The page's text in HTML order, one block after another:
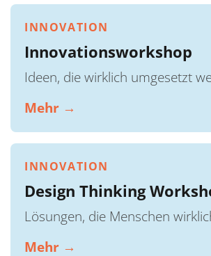
INNOVATION
Innovationsworkshop
Ideen, die wirklich umgesetzt
Mehr →
INNOVATION
Design Thinking
Lösungen, die Menschen
Mehr →